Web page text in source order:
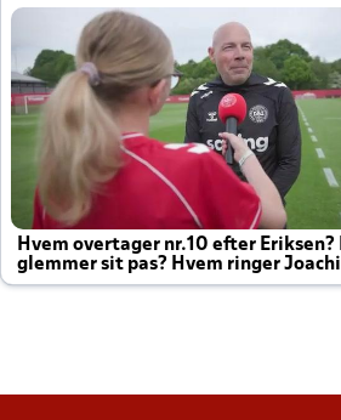
Hvem overtager nr.10 efter Eriksen?
glemmer sit pas? Hvem ringer
altid til efter kampe?